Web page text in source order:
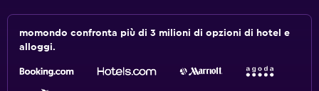
momondo confronta più di 3 milioni di opzioni di hotel e
alloggi.